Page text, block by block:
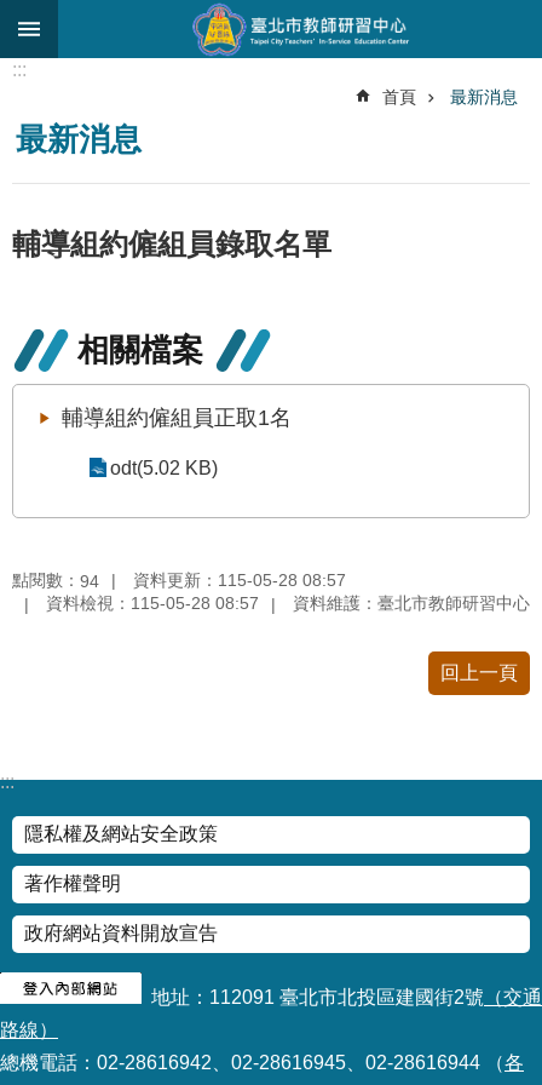
跳到主要內容區塊
搜
尋
於
中
研
究
發
展
進
教
師
務
教
學
資
源
政
府
資
訊
:::
首頁 最新消息
最新消息
輔導組約僱組員錄取名單
相關檔案
輔導組約僱組員正取1名
odt(5.02 KB)
點閱數： 94
資料更新：115-05-28 08:57
資料檢視：115-05-28 08:57
資料維護：臺北市教師研習中心
回上一頁
:::
隱私權及網站安全政策
著作權聲明
政府網站資料開放宣告
地址：112091 臺北市北投區建國街2號 （交通
路線）
總機電話：02-28616942、02-28616945、02-28616944 （各